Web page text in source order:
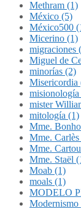
Methram (1)
México (5)
México500
Micerino (1)
migraciones
Miguel de
minorías (2)
Misericordia
mister
mitología (1)
Mme.
Mme.
Mme.
Mme. Staël
Moab (1)
moals (1)
MODELO
Modernismo